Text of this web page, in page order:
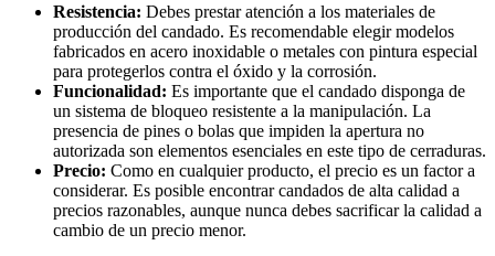
Resistencia: Debes prestar atención a los materiales de
producción del candado. Es recomendable elegir modelos
fabricados en acero inoxidable o metales con pintura especial
para protegerlos contra el óxido y la corrosión.
Funcionalidad: Es importante que el candado disponga de
un sistema de bloqueo resistente a la manipulación. La
presencia de pines o bolas que impiden la apertura no
autorizada son elementos esenciales en este tipo de cerraduras.
Precio: Como en cualquier producto, el precio es un factor a
considerar. Es posible encontrar candados de alta calidad a
precios razonables, aunque nunca debes sacrificar la calidad a
cambio de un precio menor.